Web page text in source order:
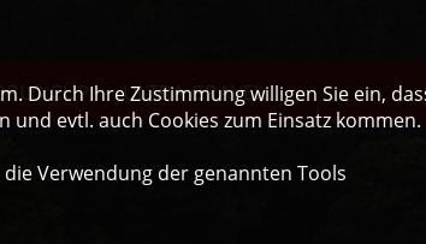
CUP ULTRA GRAVEL
Durch Ihre Zustimmung willigen Sie ein,
evtl. auch Cookies zum Einsatz kommen.
Verwendung der genannten Tools